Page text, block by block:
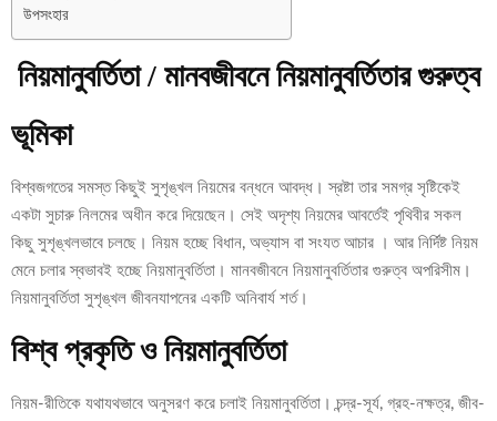
উপসংহার
নিয়মানুবর্তিতা / মানবজীবনে নিয়মানুবর্তিতার গুরুত্ব
ভূমিকা
বিশ্বজগতের সমস্ত কিছুই সুশৃঙ্খল নিয়মের বন্ধনে আবদ্ধ। স্রষ্টা তার সমগ্র সৃষ্টিকেই
একটা সুচারু নিলমের অধীন করে দিয়েছেন। সেই অদৃশ্য নিয়মের আবর্তেই পৃথিবীর সকল
কিছু সুশৃঙ্খলভাবে চলছে। নিয়ম হচ্ছে বিধান, অভ্যাস বা সংযত আচার । আর নির্দিষ্ট নিয়ম
মেনে চলার স্বভাবই হচ্ছে নিয়মানুবর্তিতা। মানবজীবনে নিয়মানুবর্তিতার গুরুত্ব অপরিসীম।
নিয়মানুবর্তিতা সুশৃঙ্খল জীবনযাপনের একটি অনিবার্য শর্ত।
বিশ্ব প্রকৃতি ও নিয়মানুবর্তিতা
নিয়ম-রীতিকে যথাযথভাবে অনুসরণ করে চলাই নিয়মানুবর্তিতা। চন্দ্র-সূর্য, গ্রহ-নক্ষত্র, জীব-